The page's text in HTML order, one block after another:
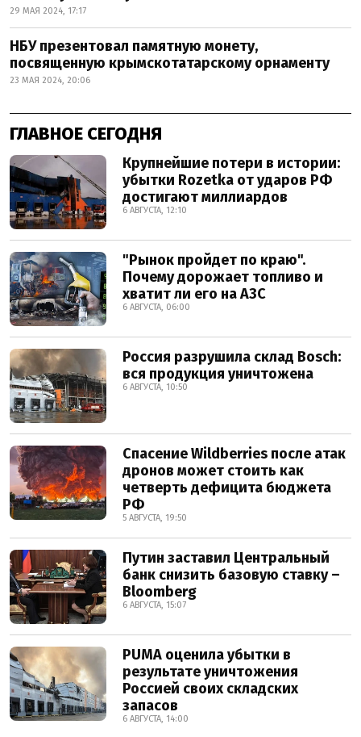
29 МАЯ 2024, 17:17
НБУ презентовал памятную монету,
посвященную крымскотатарскому орнаменту
23 МАЯ 2024, 20:06
ГЛАВНОЕ СЕГОДНЯ
Крупнейшие потери в истории:
убытки Rozetka от ударов РФ
достигают миллиардов
6 АВГУСТА, 12:10
"Рынок пройдет по краю".
Почему дорожает топливо и
хватит ли его на АЗС
6 АВГУСТА, 06:00
Россия разрушила склад Bosch:
вся продукция уничтожена
6 АВГУСТА, 10:50
Спасение Wildberries после атак
дронов может стоить как
четверть дефицита бюджета
РФ
5 АВГУСТА, 19:50
Путин заставил Центральный
банк снизить базовую ставку –
Bloomberg
6 АВГУСТА, 15:07
PUMA оценила убытки в
результате уничтожения
Россией своих складских
запасов
6 АВГУСТА, 14:00